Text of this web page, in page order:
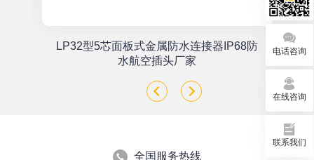
LP32型5芯面板式金属防水连接器IP68防
水航空插头厂家
全国服务热线
电话咨询
在线咨询
联系我们